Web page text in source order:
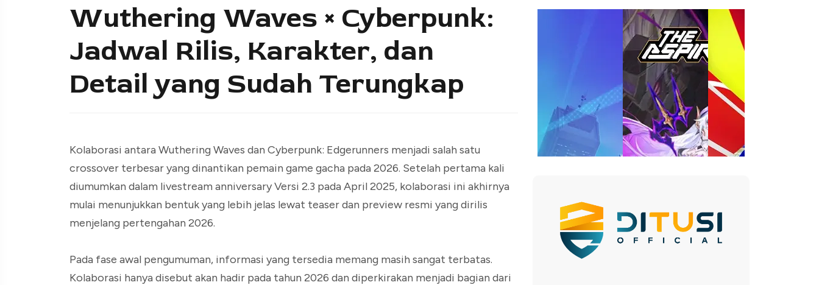
Wuthering Waves × Cyberpunk:
Jadwal Rilis, Karakter, dan
Detail yang Sudah Terungkap
Kolaborasi antara Wuthering Waves dan Cyberpunk: Edgerunners menjadi salah satu
crossover terbesar yang dinantikan pemain game gacha pada 2026. Setelah pertama kali
diumumkan dalam livestream anniversary Versi 2.3 pada April 2025, kolaborasi ini akhirnya
mulai menunjukkan bentuk yang lebih jelas lewat teaser dan preview resmi yang dirilis
menjelang pertengahan 2026.
Pada fase awal pengumuman, informasi yang tersedia memang masih sangat terbatas.
Kolaborasi hanya disebut akan hadir pada tahun 2026 dan diperkirakan menjadi bagian dari